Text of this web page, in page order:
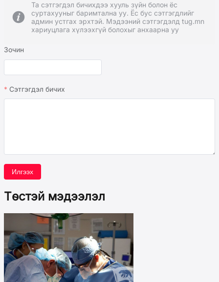
Та сэтгэгдэл бичихдээ хууль зүйн болон ёс
суртахууныг баримтална уу. Ёс бус сэтгэгдлийг
админ устгах эрхтэй. Мэдээний сэтгэгдэлд tug.mn
хариуцлага хүлээхгүй болохыг анхаарна уу
Зочин
Сэтгэгдэл бичих
Илгээх
Төстэй мэдээлэл